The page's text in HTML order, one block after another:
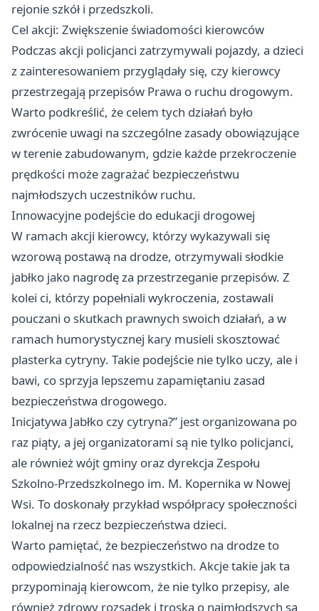
rejonie szkół i przedszkoli.
Cel akcji: Zwiększenie świadomości kierowców
Podczas akcji policjanci zatrzymywali pojazdy, a dzieci
z zainteresowaniem przyglądały się, czy kierowcy
przestrzegają przepisów Prawa o ruchu drogowym.
Warto podkreślić, że celem tych działań było
zwrócenie uwagi na szczególne zasady obowiązujące
w terenie zabudowanym, gdzie każde przekroczenie
prędkości może zagrażać bezpieczeństwu
najmłodszych uczestników ruchu.
Innowacyjne podejście do edukacji drogowej
W ramach akcji kierowcy, którzy wykazywali się
wzorową postawą na drodze, otrzymywali słodkie
jabłko jako nagrodę za przestrzeganie przepisów. Z
kolei ci, którzy popełniali wykroczenia, zostawali
pouczani o skutkach prawnych swoich działań, a w
ramach humorystycznej kary musieli skosztować
plasterka cytryny. Takie podejście nie tylko uczy, ale i
bawi, co sprzyja lepszemu zapamiętaniu zasad
bezpieczeństwa drogowego.
Inicjatywa Jabłko czy cytryna?” jest organizowana po
raz piąty, a jej organizatorami są nie tylko policjanci,
ale również wójt gminy oraz dyrekcja Zespołu
Szkolno-Przedszkolnego im. M. Kopernika w Nowej
Wsi. To doskonały przykład współpracy społeczności
lokalnej na rzecz bezpieczeństwa dzieci.
Warto pamiętać, że bezpieczeństwo na drodze to
odpowiedzialność nas wszystkich. Akcje takie jak ta
przypominają kierowcom, że nie tylko przepisy, ale
również zdrowy rozsądek i troska o najmłodszych są